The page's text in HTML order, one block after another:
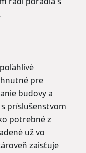
pre
budovy a
príslušenstvom
potrebné z
už vo
zaisťuje